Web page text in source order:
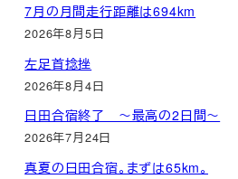
7月の月間走行距離は694km
2026年8月5日
左足首捻挫
2026年8月4日
日田合宿終了 ～最高の2日間～
2026年7月24日
真夏の日田合宿。まずは65km。